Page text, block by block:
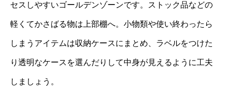
セスしやすいゴールデンゾーンです。ストック品などの
軽くてかさばる物は上部棚へ。小物類や使い終わったら
しまうアイテムは収納ケースにまとめ、ラベルをつけた
り透明なケースを選んだりして中身が見えるように工夫
しましょう。